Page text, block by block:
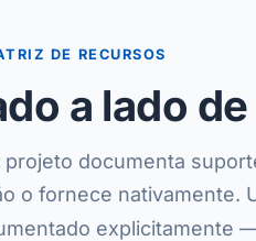
DE RECURSOS
a lado
documenta
o fornece nativamente.
explicitamente